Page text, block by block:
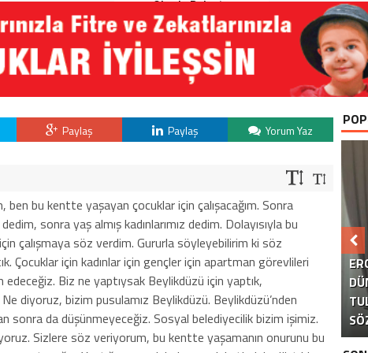
Okurla Buluştu
Paylaş Paylaş Yorum Yaz
bu kentte yaşayan çocuklar için çalışacağım. Sonra
sonra yaş almış kadınlarımız dedim. Dolayısıyla bu
çalışmaya söz verdim. Gururla söyleyebilirim ki söz
Çocuklar için kadınlar için gençler için apartman görevlileri
edeceğiz. Biz ne yaptıysak Beylikdüzü için yaptık,
diyoruz, bizim pusulamız Beylikdüzü. Beylikdüzü’nden
sonra da düşünmeyeceğiz. Sosyal belediyecilik bizim işimiz.
Sizlere söz veriyorum, bu kentte yaşamanın onurunu bu